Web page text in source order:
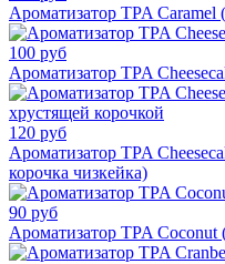
Ароматизатор TPA Caramel
100 руб
Ароматизатор TPA
120 руб
Ароматизатор TPA
корочка чизкейка)
90 руб
Ароматизатор TPA Coconut